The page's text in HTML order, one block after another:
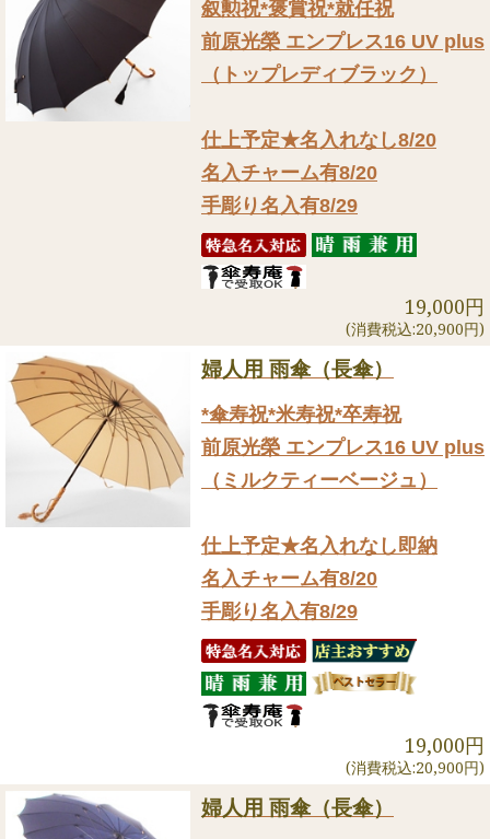
叙勲祝*褒賞祝*就任祝
前原光榮 エンプレス16 UV plus
（トップレディブラック）
仕上予定★名入れなし8/20
名入チャーム有8/20
手彫り名入有8/29
19,000円
(消費税込:20,900円)
婦人用 雨傘（長傘）
*傘寿祝*米寿祝*卒寿祝
前原光榮 エンプレス16 UV plus
（ミルクティーベージュ）
仕上予定★名入れなし即納
名入チャーム有8/20
手彫り名入有8/29
19,000円
(消費税込:20,900円)
婦人用 雨傘（長傘）